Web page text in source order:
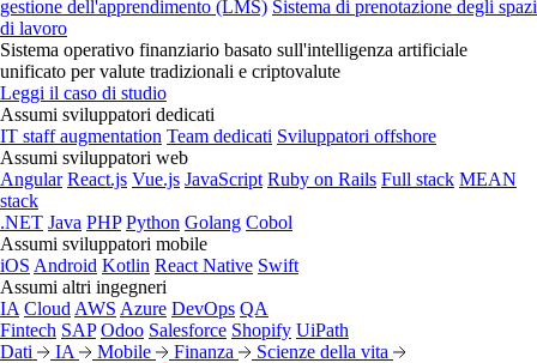
gestione dell'apprendimento (LMS) Sistema di prenotazione degli spazi
di lavoro
Sistema operativo finanziario basato sull'intelligenza artificiale
unificato per valute tradizionali e criptovalute
Leggi il caso di studio
Assumi sviluppatori dedicati
IT staff augmentation Team dedicati Sviluppatori offshore
Assumi sviluppatori web
Angular React.js Vue.js JavaScript Ruby on Rails Full stack MEAN
stack
.NET Java PHP Python Golang Cobol
Assumi sviluppatori mobile
iOS Android Kotlin React Native Swift
Assumi altri ingegneri
IA Cloud AWS Azure DevOps QA
Fintech SAP Odoo Salesforce Shopify UiPath
Dati
IA Mobile Finanza Scienze della vita